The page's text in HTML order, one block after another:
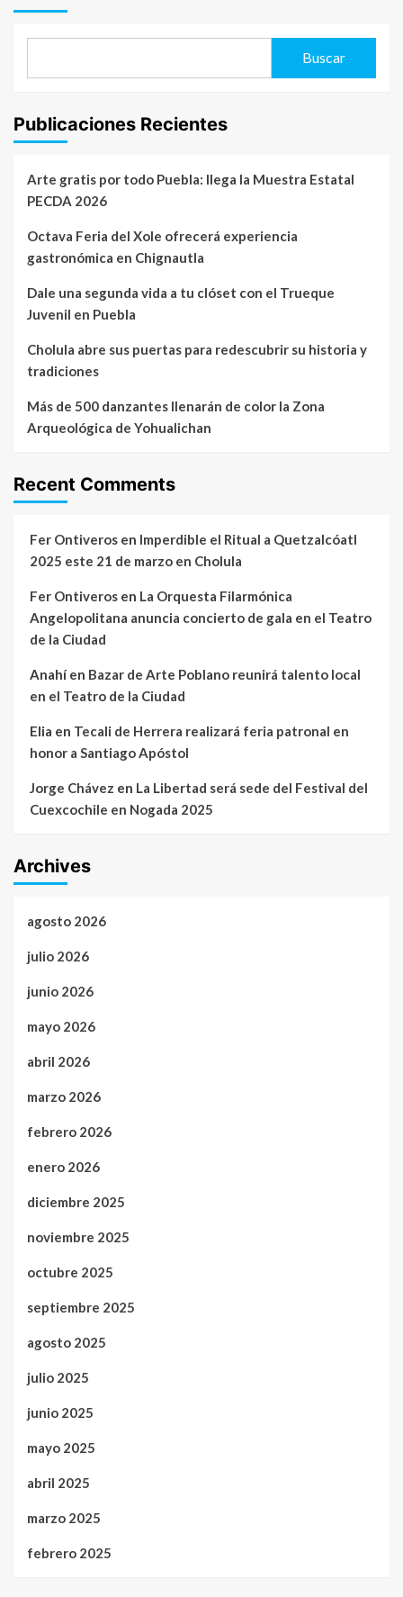
para
mascota!
Carnitas
Buscar
Publicaciones Recientes
Arte gratis por todo Puebla: llega la Muestra Estatal
PECDA 2026
Octava Feria del Xole ofrecerá experiencia
gastronómica en Chignautla
Dale una segunda vida a tu clóset con el Trueque
Juvenil en Puebla
Cholula abre sus puertas para redescubrir su historia y
tradiciones
Más de 500 danzantes llenarán de color la Zona
Arqueológica de Yohualichan
Recent Comments
Fer Ontiveros en Imperdible el Ritual a Quetzalcóatl
2025 este 21 de marzo en Cholula
Fer Ontiveros en La Orquesta Filarmónica
Angelopolitana anuncia concierto de gala en el Teatro
de la Ciudad
Anahíen Bazar de Arte Poblano reunirá talento local
en el Teatro de la Ciudad
Elia en Tecali de Herrera realizará feria patronal en
honor a Santiago Apóstol
Jorge Chávez en La Libertad será sede del Festival del
Cuexcochile en Nogada 2025
Archives
agosto 2026
julio 2026
junio 2026
mayo 2026
abril 2026
marzo 2026
febrero 2026
enero 2026
diciembre 2025
noviembre 2025
octubre 2025
septiembre 2025
agosto 2025
julio 2025
junio 2025
mayo 2025
abril 2025
marzo 2025
febrero 2025